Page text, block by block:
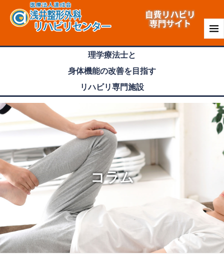
理学療法士と
身体機能の改善を目指す
リハビリ専門施設
コラム